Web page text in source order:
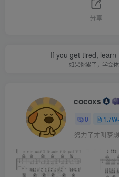
分享
If you get tired,
如果你累了，学会
cocoxs
0
努力了才叫梦想